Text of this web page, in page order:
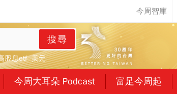
搜尋
股息etf 美元
今周大耳朵 Podcast 富足今周起